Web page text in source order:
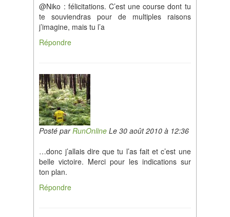
@Niko : félicitations. C’est une course dont tu
te souviendras pour de multiples raisons
j’imagine, mais tu l’a
Répondre
Posté parRunOnline Le 30 août 2010 à 12:36
…donc j’allais dire que tu l’as fait et c’est une
belle victoire. Merci pour les indications sur
ton plan.
Répondre